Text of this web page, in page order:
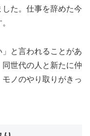
た。仕事を辞めた今
」と言われることがあ
世代の人と新たに仲
ノのやり取りがきっ